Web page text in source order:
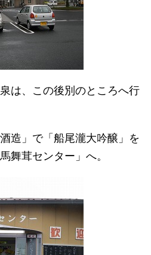
は、この後別のところへ行
造」で「船尾瀧大吟醸」を
舞茸センター」へ。